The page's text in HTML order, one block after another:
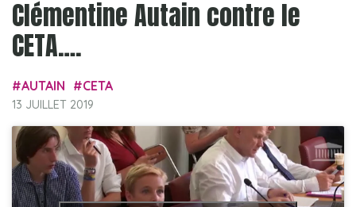
Clémentine Autain contre le
CETA….
AUTAIN CETA
13 JUILLET 2019